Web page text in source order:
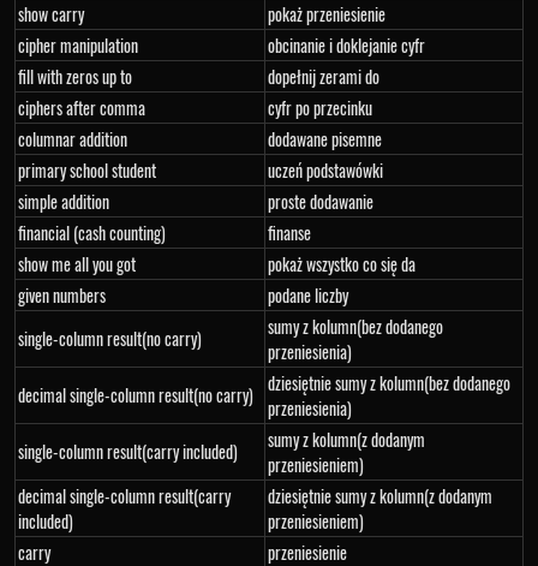
show carry
pokaż przeniesienie
cipher manipulation
obcinanie i doklejanie cyfr
fill with zeros up to
dopełnij zerami do
ciphers after comma
cyfr po przecinku
columnar addition
dodawane pisemne
primary school student
uczeń podstawówki
simple addition
proste dodawanie
financial (cash counting)
finanse
show me all you got
pokaż wszystko co się da
given numbers
podane liczby
single-column result(no carry)
sumy z kolumn(bez dodanego
przeniesienia)
decimal single-column result(no carry) dziesiętnie sumy z kolumn(bez dodanego
przeniesienia)
single-column result(carry included)
sumy z kolumn(z dodanym
przeniesieniem)
decimal single-column result(carry
included)
dziesiętnie sumy z kolumn(z dodanym
przeniesieniem)
carry
przeniesienie